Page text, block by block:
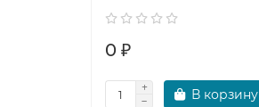
0 ₽
В корзину